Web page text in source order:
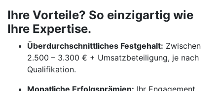
Ihre Vorteile? So einzigartig wie
Ihre Expertise.
Überdurchschnittliches Festgehalt: Zwischen
2.500 – 3.300 € + Umsatzbeteiligung, je nach
Qualifikation.
Monatliche Erfolgsprämien: Ihr Engagement